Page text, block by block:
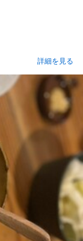
詳細を見る